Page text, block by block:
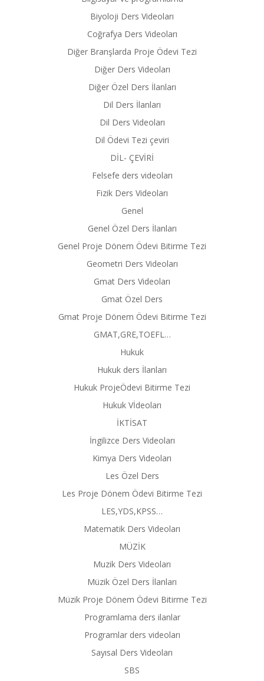
Biyoloji Ders Videoları
Coğrafya Ders Videoları
Diğer Branşlarda Proje Ödevi Tezi
Diğer Ders Videoları
Diğer Özel Ders İlanları
Dil Ders İlanları
Dil Ders Videoları
Dil Ödevi Tezi çeviri
DİL- ÇEVİRİ
Felsefe ders videoları
Fizik Ders Videoları
Genel
Genel Özel Ders İlanları
Genel Proje Dönem Ödevi Bitirme Tezi
Geometri Ders Videoları
Gmat Ders Videoları
Gmat Özel Ders
Gmat Proje Dönem Ödevi Bitirme Tezi
GMAT,GRE,TOEFL…
Hukuk
Hukuk ders İlanları
Hukuk ProjeÖdevi Bitirme Tezi
Hukuk Vİdeoları
İKTİSAT
İngilizce Ders Videoları
Kimya Ders Videoları
Les Özel Ders
Les Proje Dönem Ödevi Bitirme Tezi
LES,YDS,KPSS…
Matematik Ders Videoları
MÜZİK
Muzik Ders Videoları
Müzik Özel Ders İlanları
Müzik Proje Dönem Ödevi Bitirme Tezi
Programlama ders ilanlar
Programlar ders videoları
Sayısal Ders Videoları
SBS